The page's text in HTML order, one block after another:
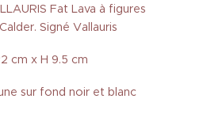
Fat Lava à figures
Signé Vallauris
cm x H 9.5 cm
sur fond noir et blanc